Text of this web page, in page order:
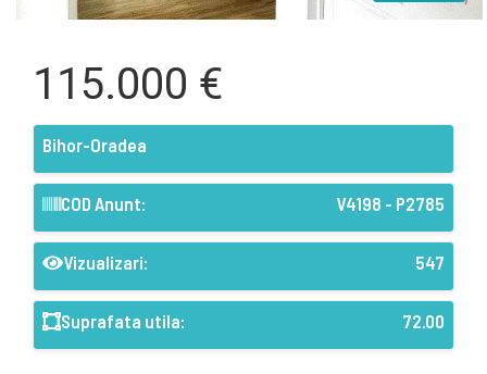
115.000 €
Bihor-Oradea
COD Anunt: V4198 - P2785
Vizualizari: 547
Suprafata utila: 72.00